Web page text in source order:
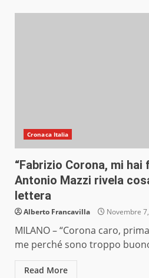
Cronaca Italia
“Fabrizio Corona, mi hai
Antonio Mazzi rivela
lettera
Alberto Francavilla Novembre
MILANO – “Corona caro,
me perché sono troppo
Read More